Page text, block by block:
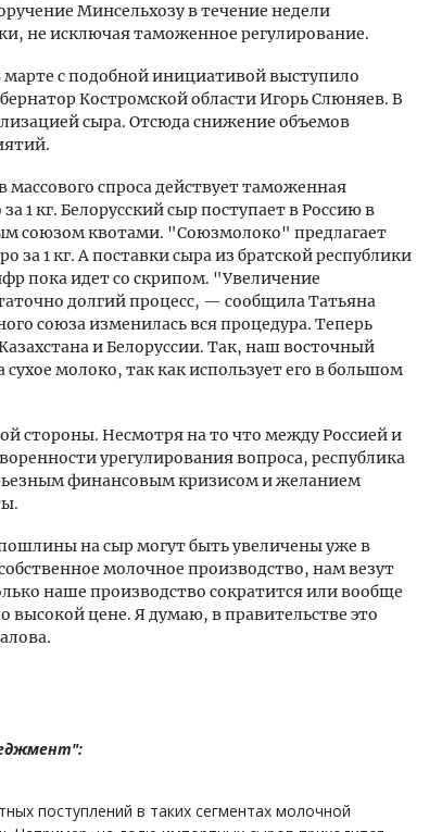
Минсельхозу в течение недели
не исключая таможенное регулирование.
с подобной инициативой выступило
Костромской области Игорь Слюняев. В
сыра. Отсюда снижение объемов
спроса действует таможенная
1 кг. Белорусский сыр поступает в Россию в
союзом квотами. "Союзмолоко" предлагает
за 1 кг. А поставки сыра из братской республики
пока идет со скрипом. "Увеличение
долгий процесс, — сообщила Татьяна
союза изменилась вся процедура. Теперь
и Белоруссии. Так, наш восточный
молоко, так как использует его в большом
стороны. Несмотря на то что между Россией и
урегулирования вопроса, республика
финансовым кризисом и желанием
на сыр могут быть увеличены уже в
молочное производство, нам везут
наше производство сократится или вообще
высокой цене. Я думаю, в правительстве это
поступлений в таких сегментах молочной